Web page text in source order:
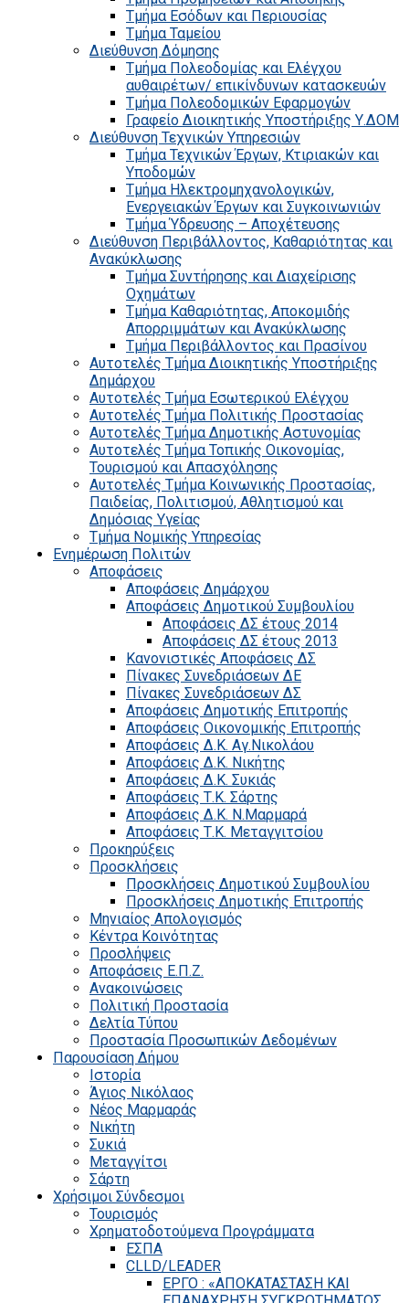
Τμήμα Εσόδων και Περιουσίας
Τμήμα Ταμείου
Διεύθυνση Δόμησης
Τμήμα Πολεοδομίας και Ελέγχου
αυθαιρέτων/ επικίνδυνων κατασκευών
Τμήμα Πολεοδομικών Εφαρμογών
Γραφείο Διοικητικής Υποστήριξης Υ.ΔΟΜ
Διεύθυνση Τεχνικών Υπηρεσιών
Τμήμα Τεχνικών Έργων, Κτιριακών και
Υποδομών
Τμήμα Ηλεκτρομηχανολογικών,
Ενεργειακών Έργων και Συγκοινωνιών
Τμήμα Ύδρευσης – Αποχέτευσης
Διεύθυνση Περιβάλλοντος, Καθαριότητας και
Ανακύκλωσης
Τμήμα Συντήρησης και Διαχείρισης
Οχημάτων
Τμήμα Καθαριότητας, Αποκομιδής
Απορριμμάτων και Ανακύκλωσης
Τμήμα Περιβάλλοντος και Πρασίνου
Αυτοτελές Τμήμα Διοικητικής Υποστήριξης
Δημάρχου
Αυτοτελές Τμήμα Εσωτερικού Ελέγχου
Αυτοτελές Τμήμα Πολιτικής Προστασίας
Αυτοτελές Τμήμα Δημοτικής Αστυνομίας
Αυτοτελές Τμήμα Τοπικής Οικονομίας,
Τουρισμού και Απασχόλησης
Αυτοτελές Τμήμα Κοινωνικής Προστασίας,
Παιδείας, Πολιτισμού, Αθλητισμού και
Δημόσιας Υγείας
Τμήμα Νομικής Υπηρεσίας
Ενημέρωση Πολιτών
Αποφάσεις
Αποφάσεις Δημάρχου
Αποφάσεις Δημοτικού Συμβουλίου
Αποφάσεις ΔΣ έτους 2014
Αποφάσεις ΔΣ έτους 2013
Κανονιστικές Αποφάσεις ΔΣ
Πίνακες Συνεδριάσεων ΔΕ
Πίνακες Συνεδριάσεων ΔΣ
Αποφάσεις Δημοτικής Επιτροπής
Αποφάσεις Οικονομικής Επιτροπής
Αποφάσεις Δ.Κ. Αγ.Νικολάου
Αποφάσεις Δ.Κ. Νικήτης
Αποφάσεις Δ.Κ. Συκιάς
Αποφάσεις Τ.Κ. Σάρτης
Αποφάσεις Δ.Κ. Ν.Μαρμαρά
Αποφάσεις Τ.Κ. Μεταγγιτσίου
Προκηρύξεις
Προσκλήσεις
Προσκλήσεις Δημοτικού Συμβουλίου
Προσκλήσεις Δημοτικής Επιτροπής
Μηνιαίος Απολογισμός
Κέντρα Κοινότητας
Προσλήψεις
Αποφάσεις Ε.Π.Ζ.
Ανακοινώσεις
Πολιτική Προστασία
Δελτία Τύπου
Προστασία Προσωπικών Δεδομένων
Παρουσίαση Δήμου
Ιστορία
Άγιος Νικόλαος
Νέος Μαρμαράς
Νικήτη
Συκιά
Μεταγγίτσι
Σάρτη
Χρήσιμοι Σύνδεσμοι
Τουρισμός
Χρηματοδοτούμενα Προγράμματα
ΕΣΠΑ
CLLD/LEADER
ΕΡΓΟ : «ΑΠΟΚΑΤΑΣΤΑΣΗ ΚΑΙ